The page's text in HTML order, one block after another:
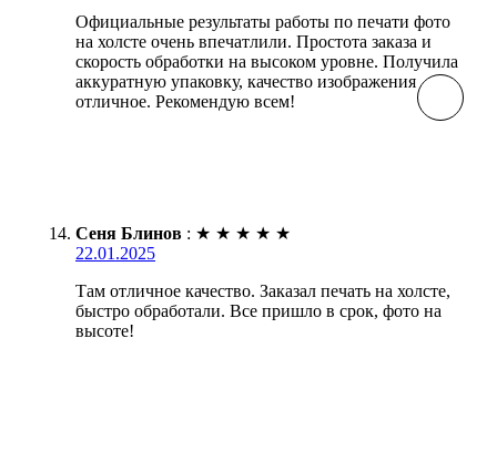
Официальные результаты работы по печати фото
на холсте очень впечатлили. Простота заказа и
скорость обработки на высоком уровне. Получила
аккуратную упаковку, качество изображения
отличное. Рекомендую всем!
Сеня Блинов : ★ ★ ★ ★ ★
22.01.2025
Там отличное качество. Заказал печать на холсте,
быстро обработали. Все пришло в срок, фото на
высоте!